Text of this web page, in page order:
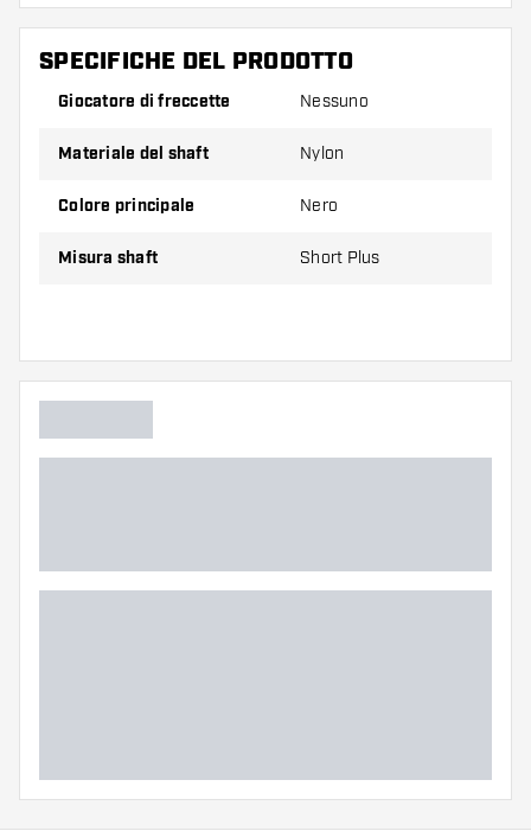
Inbetween plus 44,5 mm
Confezione da 9 pezzi.
Suggerimento di Dartshopper!
Provate un astine di dimensioni diverse per
SPECIFICHE DEL PRODOTTO
Giocatore di freccette Nessuno
Materiale del shaft Nylon
Colore principale Nero
Misura shaft Short Plus